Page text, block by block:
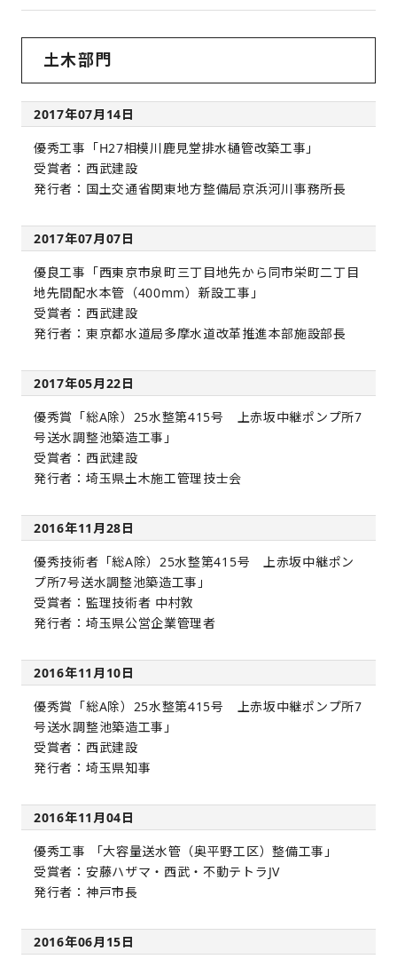
土木部門
2017年07月14日
優秀工事「H27相模川鹿見堂排水樋管改築工事」
受賞者：西武建設
発行者：国土交通省関東地方整備局京浜河川事務所長
2017年07月07日
優良工事「西東京市泉町三丁目地先から同市栄町二丁目
地先間配水本管（400mm）新設工事」
受賞者：西武建設
発行者：東京都水道局多摩水道改革推進本部施設部長
2017年05月22日
優秀賞「総A除）25水整第415号 上赤坂中継ポンプ所7
号送水調整池築造工事」
受賞者：西武建設
発行者：埼玉県土木施工管理技士会
2016年11月28日
優秀技術者「総A除）25水整第415号 上赤坂中継ポン
プ所7号送水調整池築造工事」
受賞者：監理技術者 中村敦
発行者：埼玉県公営企業管理者
2016年11月10日
優秀賞「総A除）25水整第415号 上赤坂中継ポンプ所7
号送水調整池築造工事」
受賞者：西武建設
発行者：埼玉県知事
2016年11月04日
優秀工事 「大容量送水管（奥平野工区）整備工事」
受賞者：安藤ハザマ・西武・不動テトラJV
発行者：神戸市長
2016年06月15日